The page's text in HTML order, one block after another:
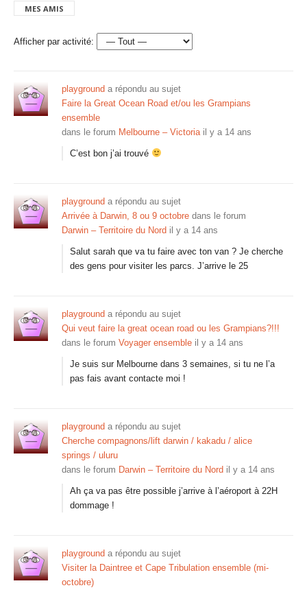
MES AMIS
Afficher par activité:
playground a répondu au sujet
Faire la Great Ocean Road et/ou les Grampians
ensemble
dans le forum Melbourne – Victoria il y a 14 ans
C’est bon j’ai trouvé
playground a répondu au sujet
Arrivée à Darwin, 8 ou 9 octobre dans le forum
Darwin – Territoire du Nord il y a 14 ans
Salut sarah que va tu faire avec ton van ? Je cherche
des gens pour visiter les parcs. J’arrive le 25
playground a répondu au sujet
Qui veut faire la great ocean road ou les Grampians?!!!
dans le forum Voyager ensemble il y a 14 ans
Je suis sur Melbourne dans 3 semaines, si tu ne l’a
pas fais avant contacte moi !
playground a répondu au sujet
Cherche compagnons/lift darwin / kakadu / alice
springs / uluru
dans le forum Darwin – Territoire du Nord il y a 14 ans
Ah ça va pas être possible j’arrive à l’aéroport à 22H
dommage !
playground a répondu au sujet
Visiter la Daintree et Cape Tribulation ensemble (mi-
octobre)